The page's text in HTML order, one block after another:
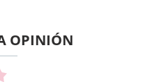
OPINIÓN